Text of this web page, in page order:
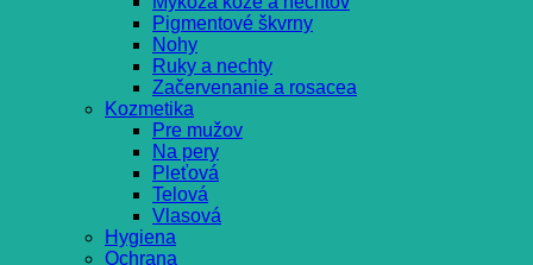
Pigmentové škvrny
Nohy
Ruky a nechty
Začervenanie a rosacea
Kozmetika
Pre mužov
Na pery
Pleťová
Telová
Vlasová
Hygiena
Ochrana